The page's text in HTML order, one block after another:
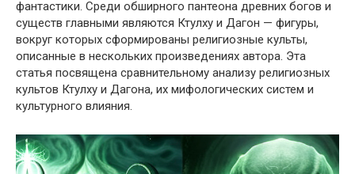
фантастики. Среди обширного пантеона древних богов и
существ главными являются Ктулху и Дагон — фигуры,
вокруг которых сформированы религиозные культы,
описанные в нескольких произведениях автора. Эта
статья посвящена сравнительному анализу религиозных
культов Ктулху и Дагона, их мифологических систем и
культурного влияния.